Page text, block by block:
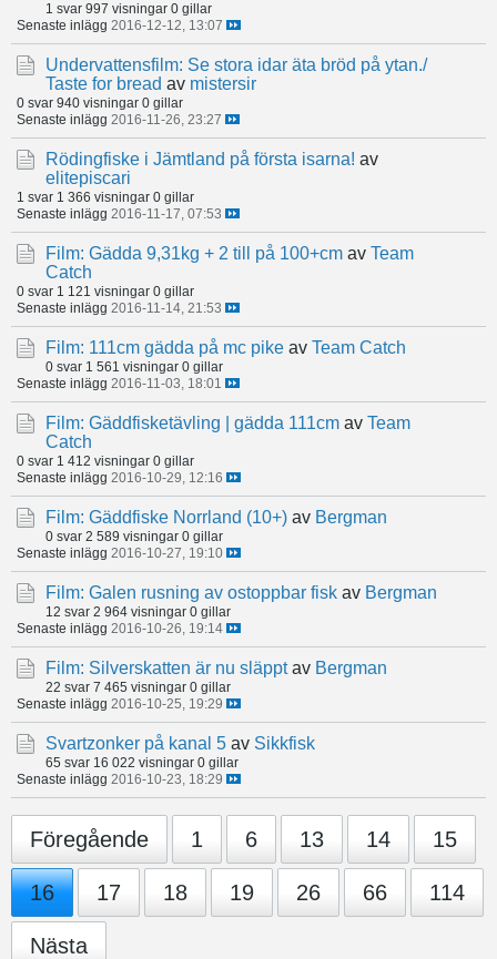
1 svar 997 visningar 0 gillar
Senaste inlägg 2016-12-12, 13:07
Undervattensfilm: Se stora idar äta bröd på ytan./
Taste for bread av mistersir
0 svar 940 visningar 0 gillar
Senaste inlägg 2016-11-26, 23:27
Rödingfiske i Jämtland på första isarna! av
elitepiscari
1 svar 1 366 visningar 0 gillar
Senaste inlägg 2016-11-17, 07:53
Film: Gädda 9,31kg + 2 till på 100+cm av Team
Catch
0 svar 1 121 visningar 0 gillar
Senaste inlägg 2016-11-14, 21:53
Film: 111cm gädda på mc pike av Team Catch
0 svar 1 561 visningar 0 gillar
Senaste inlägg 2016-11-03, 18:01
Film: Gäddfisketävling | gädda 111cm av Team
Catch
0 svar 1 412 visningar 0 gillar
Senaste inlägg 2016-10-29, 12:16
Film: Gäddfiske Norrland (10+) av Bergman
0 svar 2 589 visningar 0 gillar
Senaste inlägg 2016-10-27, 19:10
Film: Galen rusning av ostoppbar fisk av Bergman
12 svar 2 964 visningar 0 gillar
Senaste inlägg 2016-10-26, 19:14
Film: Silverskatten är nu släppt av Bergman
22 svar 7 465 visningar 0 gillar
Senaste inlägg 2016-10-25, 19:29
Svartzonker på kanal 5 av Sikkfisk
65 svar 16 022 visningar 0 gillar
Senaste inlägg 2016-10-23, 18:29
Föregående 1 6 13 14 15
16 17 18 19 26 66 114
Nästa